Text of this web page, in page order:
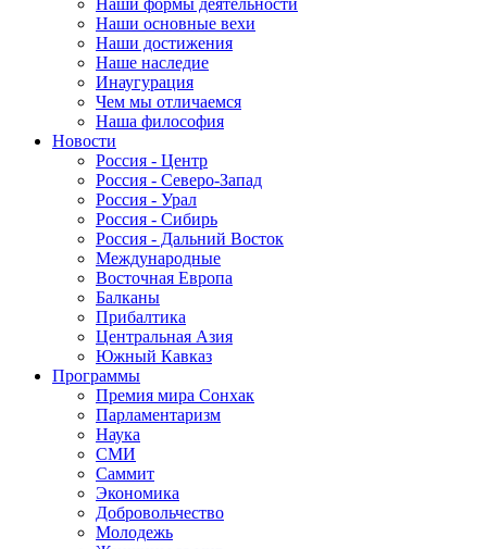
Наши формы деятельности
Наши основные вехи
Наши достижения
Наше наследие
Инаугурация
Чем мы отличаемся
Наша философия
Новости
Россия - Центр
Россия - Северо-Запад
Россия - Урал
Россия - Сибирь
Россия - Дальний Восток
Международные
Восточная Европа
Балканы
Прибалтика
Центральная Азия
Южный Кавказ
Программы
Премия мира Сонхак
Парламентаризм
Наука
СМИ
Саммит
Экономика
Добровольчество
Молодежь